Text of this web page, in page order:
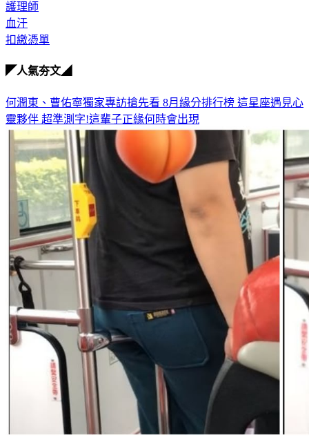
護理師
血汗
扣繳憑單
◤人氣夯文◢
何潤東、曹佑寧獨家專訪搶先看 8月緣分排行榜 這星座遇見心
靈夥伴 超準測字!這輩子正緣何時會出現